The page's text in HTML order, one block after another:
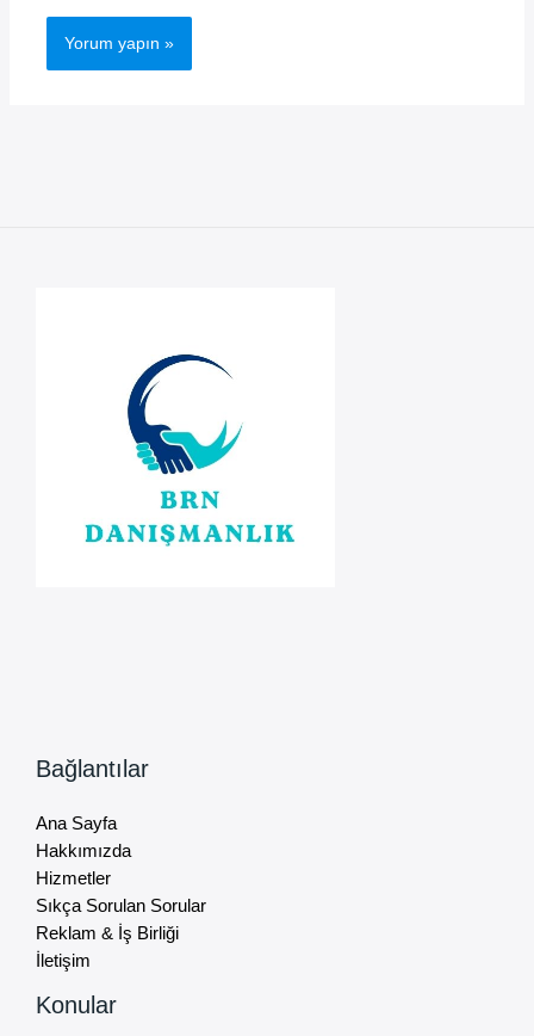
Bağlantılar
Ana Sayfa
Hakkımızda
Hizmetler
Sıkça Sorulan Sorular
Reklam & İş Birliği
İletişim
Konular